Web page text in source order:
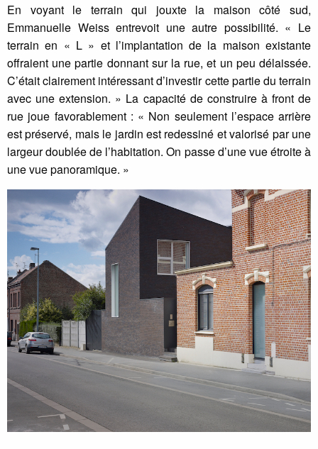
En voyant le terrain qui jouxte la maison côté sud,
Emmanuelle Weiss entrevoit une autre possibilité. « Le
terrain en « L » et l’implantation de la maison existante
offraient une partie donnant sur la rue, et un peu délaissée.
C’était clairement intéressant d’investir cette partie du terrain
avec une extension. » La capacité de construire à front de
rue joue favorablement : « Non seulement l’espace arrière
est préservé, mais le jardin est redessiné et valorisé par une
largeur doublée de l’habitation. On passe d’une vue étroite à
une vue panoramique. »